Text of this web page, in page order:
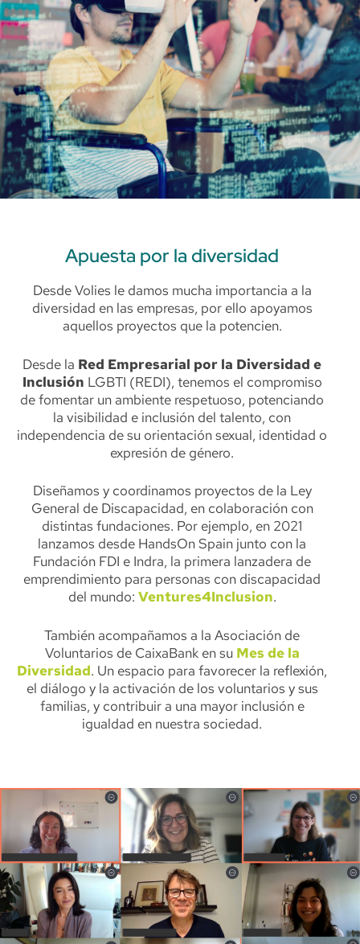
Apuesta por la diversidad
Desde Volies le damos mucha importancia a la
diversidad en las empresas, por ello apoyamos
aquellos proyectos que la potencien.
Desde la Red Empresarial por la Diversidad e
Inclusión LGBTI (REDI), tenemos el compromiso
de fomentar un ambiente respetuoso, potenciando
la visibilidad e inclusión del talento, con
independencia de su orientación sexual, identidad o
expresión de género.
Diseñamos y coordinamos proyectos de la Ley
General de Discapacidad, en colaboración con
distintas fundaciones. Por ejemplo, en 2021
lanzamos desde HandsOn Spain junto con la
Fundación FDI e Indra, la primera lanzadera de
emprendimiento para personas con discapacidad
del mundo: Ventures4Inclusion.
También acompañamos a la Asociación de
Voluntarios de CaixaBank en su Mes de la
Diversidad. Un espacio para favorecer la reflexión,
el diálogo y la activación de los voluntarios y sus
familias, y contribuir a una mayor inclusión e
igualdad en nuestra sociedad.